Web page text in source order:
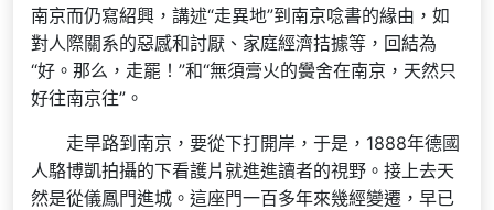
南京而仍寫紹興，講述“走異地”到南京唸書的緣由，如
對人際關系的惡感和討厭、家庭經濟拮據等，回結為
“好。那么，走罷！”和“無須膏火的黌舍在南京，天然只
好往南京往”。
走旱路到南京，要從下打開岸，于是，1888年德國
人駱博凱拍攝的下看護片就進進讀者的視野。接上去天
然是從儀鳳門進城。這座門一百多年來幾經變遷，早已